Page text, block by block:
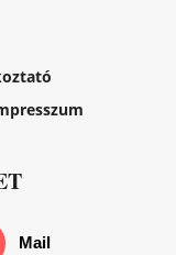
Mail